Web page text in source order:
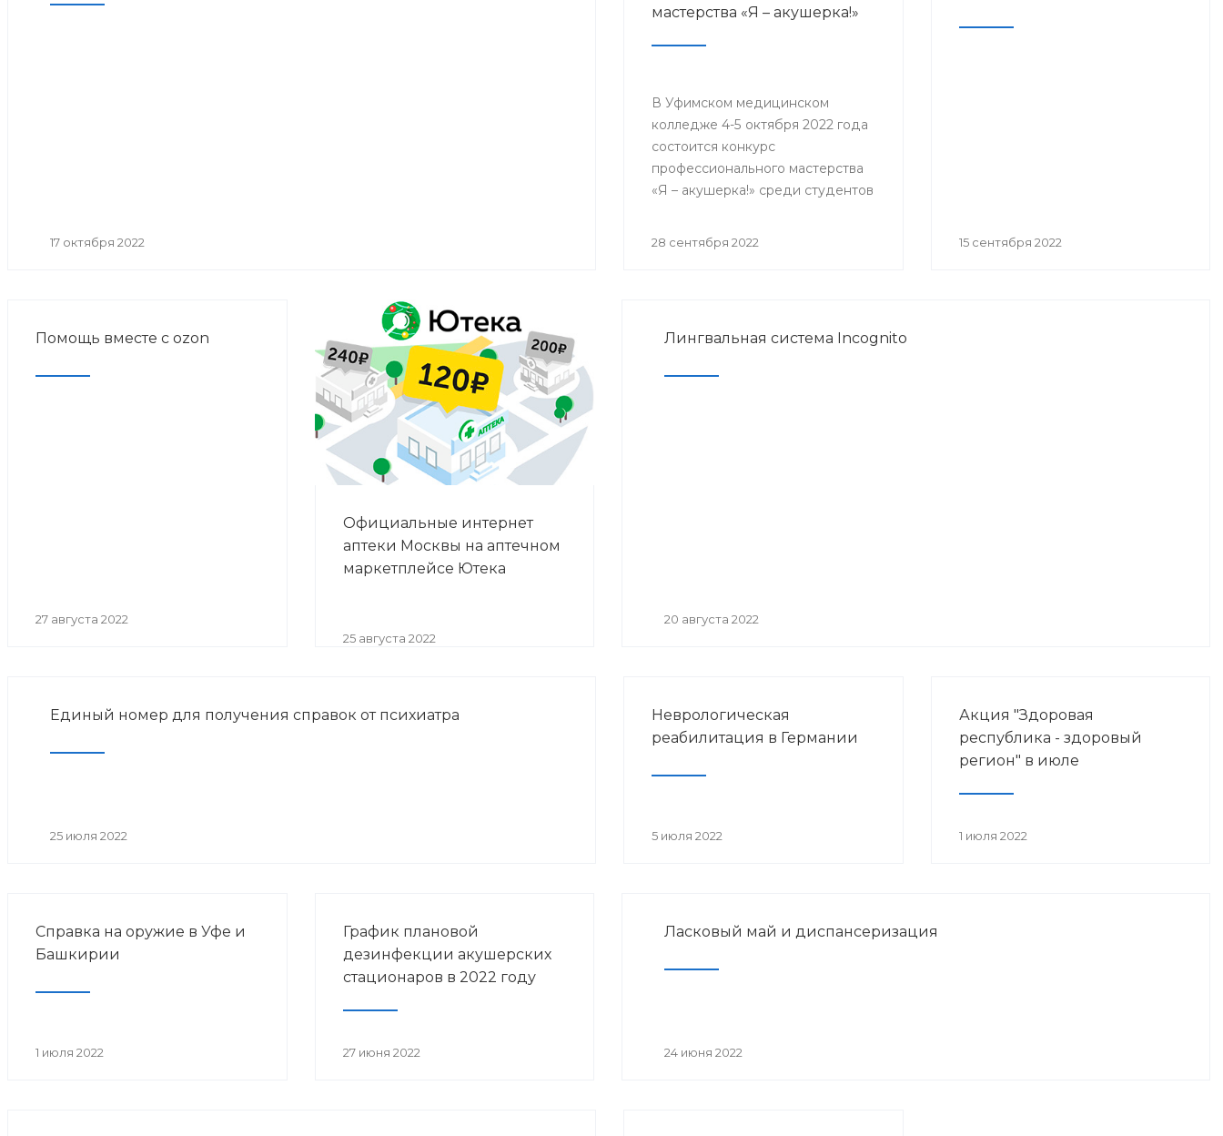
17 октября 2022
мастерства «Я – акушерка!»
В Уфимском медицинском
колледже 4-5 октября 2022 года
состоится конкурс
профессионального мастерства
«Я – акушерка!» среди студентов
фармацевтических
28 сентября 2022 15 сентября 2022
Помощь вместе с ozon
27 августа 2022
Официальные интернет
аптеки Москвы на аптечном
маркетплейсе Ютека
25 августа 2022
Лингвальная система Incognito
20 августа 2022
Единый номер для получения справок от психиатра
25 июля 2022
Неврологическая
реабилитация в Германии
5 июля 2022
Акция "Здоровая
республика - здоровый
регион" в июле
1 июля 2022
Справка на оружие в Уфе и
Башкирии
1 июля 2022
График плановой
дезинфекции акушерских
стационаров в 2022 году
27 июня 2022
Ласковый май и диспансеризация
24 июня 2022